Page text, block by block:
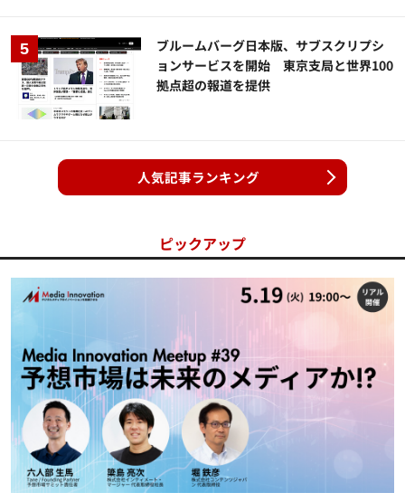
ブルームバーグ日本版、サブスクリプシ
ョンサービスを開始 東京支局と世界100
拠点超の報道を提供
人気記事ランキング
ピックアップ